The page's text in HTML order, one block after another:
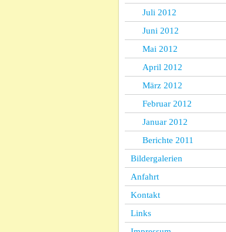
Juli 2012
Juni 2012
Mai 2012
April 2012
März 2012
Februar 2012
Januar 2012
Berichte 2011
Bildergalerien
Anfahrt
Kontakt
Links